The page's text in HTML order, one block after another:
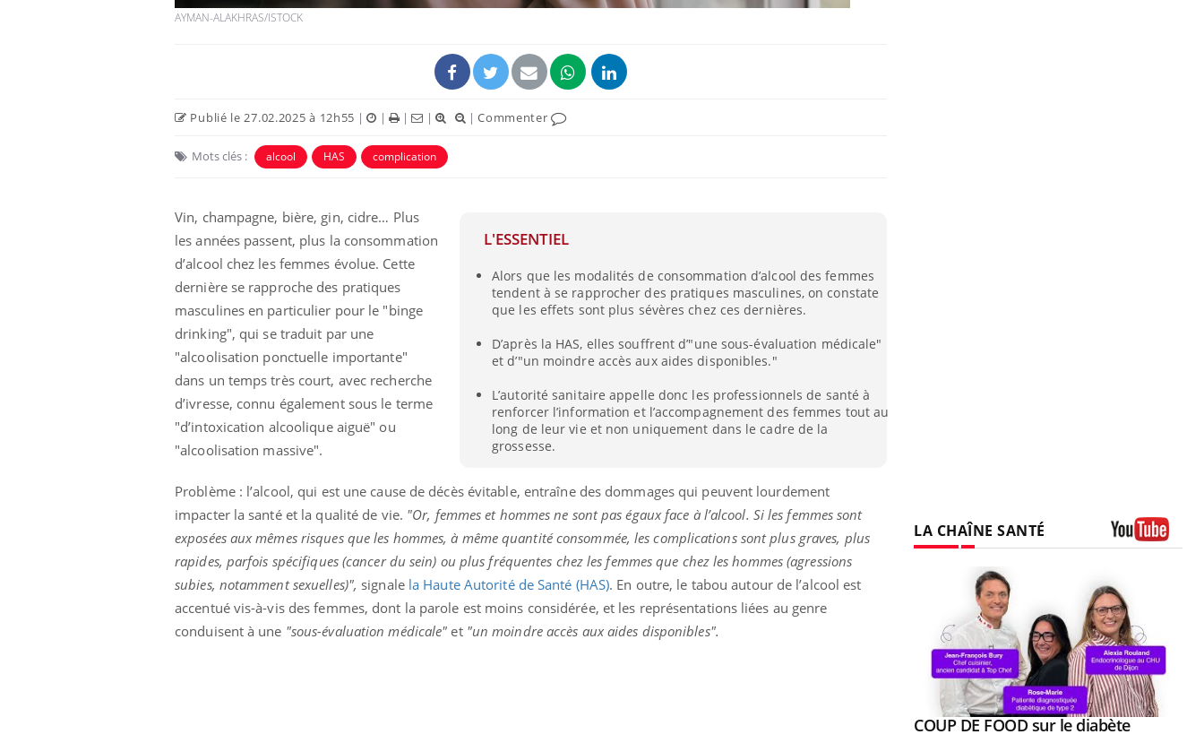
AYMAN-ALAKHRAS/ISTOCK
Publié le 27.02.2025 à 12h55 | | | | |Commenter
Mots clés : alcool HAS complication
L'ESSENTIEL
Alors que les modalités de consommation d’alcool des femmes
tendent à se rapprocher des pratiques masculines, on constate
que les effets sont plus sévères chez ces dernières.
D’après la HAS, elles souffrent d’"une sous-évaluation médicale"
et d’"un moindre accès aux aides disponibles."
L’autorité sanitaire appelle donc les professionnels de santé à
renforcer l’information et l’accompagnement des femmes tout au
long de leur vie et non uniquement dans le cadre de la
grossesse.
Vin, champagne, bière, gin, cidre… Plus
les années passent, plus la consommation
d’alcool chez les femmes évolue. Cette
dernière se rapproche des pratiques
masculines en particulier pour le "binge
drinking", qui se traduit par une
"alcoolisation ponctuelle importante"
dans un temps très court, avec recherche
d’ivresse, connu également sous le terme
"d’intoxication alcoolique aiguë" ou
"alcoolisation massive".
Problème : l’alcool, qui est une cause de décès évitable, entraîne des dommages qui peuvent lourdement
impacter la santé et la qualité de vie. "Or, femmes et hommes ne sont pas égaux face à l’alcool. Si les femmes sont
exposées aux mêmes risques que les hommes, à même quantité consommée, les complications sont plus graves, plus
rapides, parfois spécifiques (cancer du sein) ou plus fréquentes chez les femmes que chez les hommes (agressions
subies, notamment sexuelles)", signale la Haute Autorité de Santé (HAS). En outre, le tabou autour de l’alcool est
accentué vis-à-vis des femmes, dont la parole est moins considérée, et les représentations liées au genre
conduisent à une "sous-évaluation médicale" et "un moindre accès aux aides disponibles".
LA CHAÎNE SANTÉ
Youtube
COUP DE FOOD sur le diabèteYoutube